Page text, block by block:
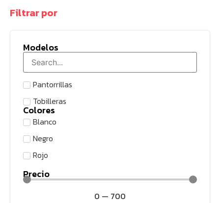
Filtrar por
Modelos
Pantorrillas
Tobilleras
Colores
Blanco
Negro
Rojo
Precio
0 — 700